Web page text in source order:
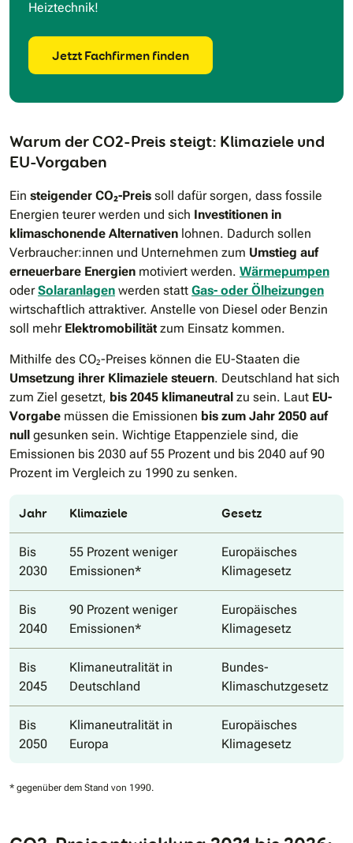
Heiztechnik!
Jetzt Fachfirmen finden
Warum der CO2-Preis steigt: Klimaziele und
EU-Vorgaben
Ein steigender CO₂-Preis soll dafür sorgen, dass fossile
Energien teurer werden und sich Investitionen in
klimaschonende Alternativen lohnen. Dadurch sollen
Verbraucher:innen und Unternehmen zum Umstieg auf
erneuerbare Energien motiviert werden. Wärmepumpen
oderSolaranlagen werden statt Gas- oder Ölheizungen
wirtschaftlich attraktiver. Anstelle von Diesel oder Benzin
soll mehr Elektromobilität zum Einsatz kommen.
Mithilfe des CO₂-Preises können die EU-Staaten die
Umsetzung ihrer Klimaziele steuern. Deutschland hat sich
zum Ziel gesetzt, bis 2045 klimaneutral zu sein. Laut EU-
Vorgabe müssen die Emissionen bis zum Jahr 2050 auf
null
gesunken sein. Wichtige Etappenziele sind, die
Emissionen bis 2030 auf 55 Prozent und bis 2040 auf 90
Prozent im Vergleich zu 1990 zu senken.
Jahr Klimaziele Gesetz
Bis
2030
55 Prozent weniger
Emissionen*
Europäisches
Klimagesetz
Bis
2040
90 Prozent weniger
Emissionen*
Europäisches
Klimagesetz
Bis
2045
Klimaneutralität in
Deutschland
Bundes-
Klimaschutzgesetz
Bis
2050
Klimaneutralität in
Europa
Europäisches
Klimagesetz
* gegenüber dem Stand von 1990.